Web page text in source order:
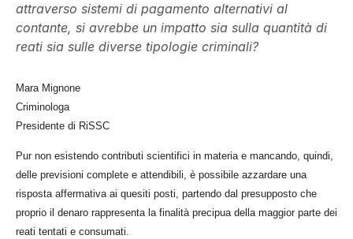
attraverso sistemi di pagamento alternativi al
contante, si avrebbe un impatto sia sulla quantità di
reati sia sulle diverse tipologie criminali?
Mara Mignone
Criminologa
Presidente di RiSSC
Pur non esistendo contributi scientifici in materia e mancando, quindi,
delle previsioni complete e attendibili, è possibile azzardare una
risposta affermativa ai quesiti posti, partendo dal presupposto che
proprio il denaro rappresenta la finalità precipua della maggior parte dei
reati tentati e consumati.